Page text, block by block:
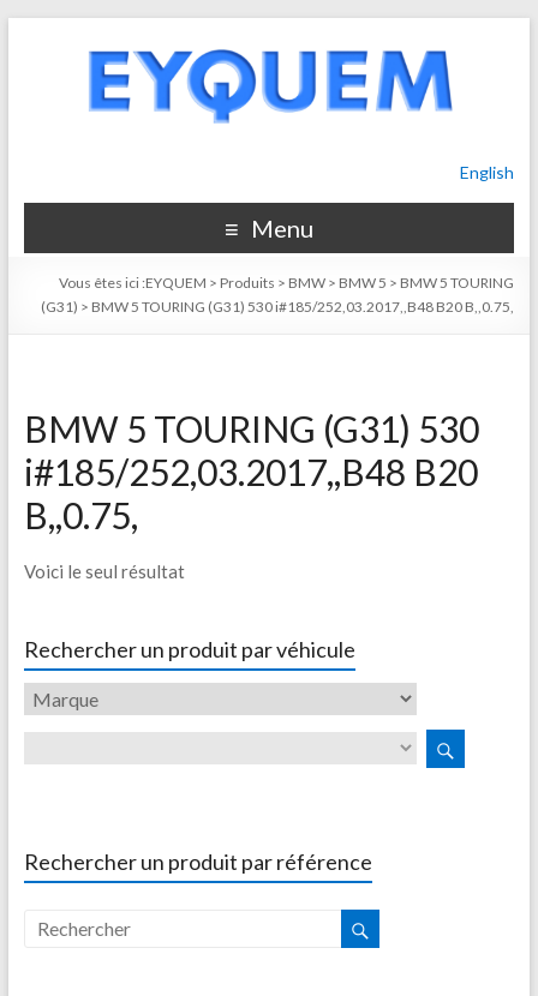
English
Menu
Vous êtes ici :EYQUEM > Produits > BMW > BMW 5 > BMW 5 TOURING
(G31) > BMW 5 TOURING (G31) 530 i#185/252,03.2017,,B48 B20 B,,0.75,
BMW 5 TOURING (G31) 530
i#185/252,03.2017,,B48 B20
B,,0.75,
Voici le seul résultat
Rechercher un produit par véhicule
Rechercher un produit par référence